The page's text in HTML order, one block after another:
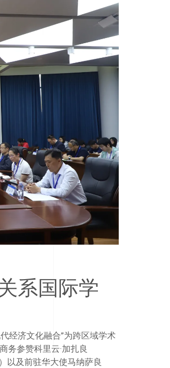
系国际学
经济文化融合”为跨区域学术
务参赞科里云·加扎良
以及前驻华大使马纳萨良